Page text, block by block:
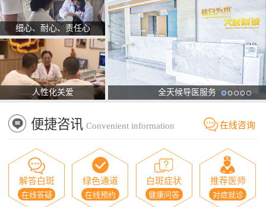
细心、耐心、责任心
人性化关爱 全天候导医服务
便捷咨讯 Convenient information 在线咨询
解答白斑
在线答疑
绿色通道
在线预约
白斑症状
健康问答
推荐医师
对症就诊